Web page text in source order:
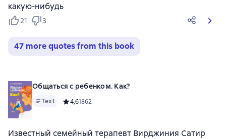
какую-нибудь
21 3
47 more quotes from this book
Общаться с ребенком. Как?
Text Средний рейтинг 4,6 на основе 1862 оценок
4,61862
Известный семейный терапевт Вирджиния Сатир